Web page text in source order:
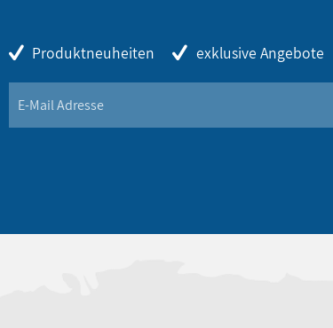
Produktneuheiten exklusive Angebote